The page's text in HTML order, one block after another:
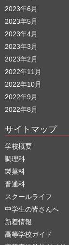
2023年6月
2023年5月
2023年4月
2023年3月
2023年2月
2022年11月
2022年10月
2022年9月
2022年8月
サイトマップ
学校概要
調理科
製菓科
普通科
スクールライフ
中学生の皆さんへ
新着情報
高等学校ガイド